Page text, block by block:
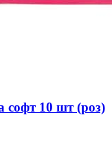
софт 10 шт (роз)